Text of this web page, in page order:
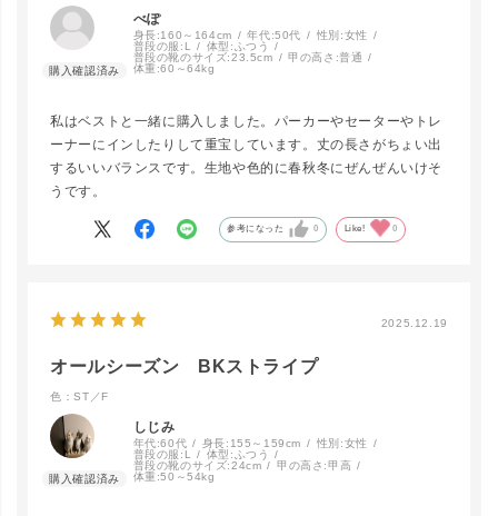
OWH／F
在庫なし
BLK／F カートに入れる
カートに入れる
G.CHEK／F カートに入れる
べぽ
身長:160～164cm 年代:50代 性別:女性
普段の服: L 体型: ふつう
普段の靴のサイズ:23.5cm 甲の高さ:普通
体重:60～64kg
私はベストと一緒に購入しました。パーカーやセーターやトレ
ーナーにインしたりして重宝しています。丈の長さがちょい出
するいいバランスです。生地や色的に春秋冬にぜんぜんいけそ
うです。
参考になった 0 Like! 0
2025.12.19
オールシーズン BKストライプ
色：ST／F
しじみ
年代:60代 身長: 155～159cm 性別:女性
普段の服: L 体型:ふつう
普段の靴のサイズ:24cm 甲の高さ:甲高
体重:50～54kg